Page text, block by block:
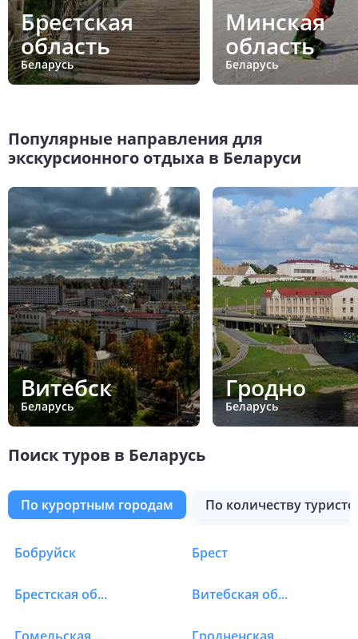
Брестская
область
Беларусь
Минская
область
Беларусь
Популярные направления для
экскурсионного отдыха в Беларуси
Витебск
Беларусь
Гродно
Беларусь
Поиск туров в Беларусь
по курортным городам по количеству
Туры в Беларусь
Бобруйск Брест
Брестская область Витебская область